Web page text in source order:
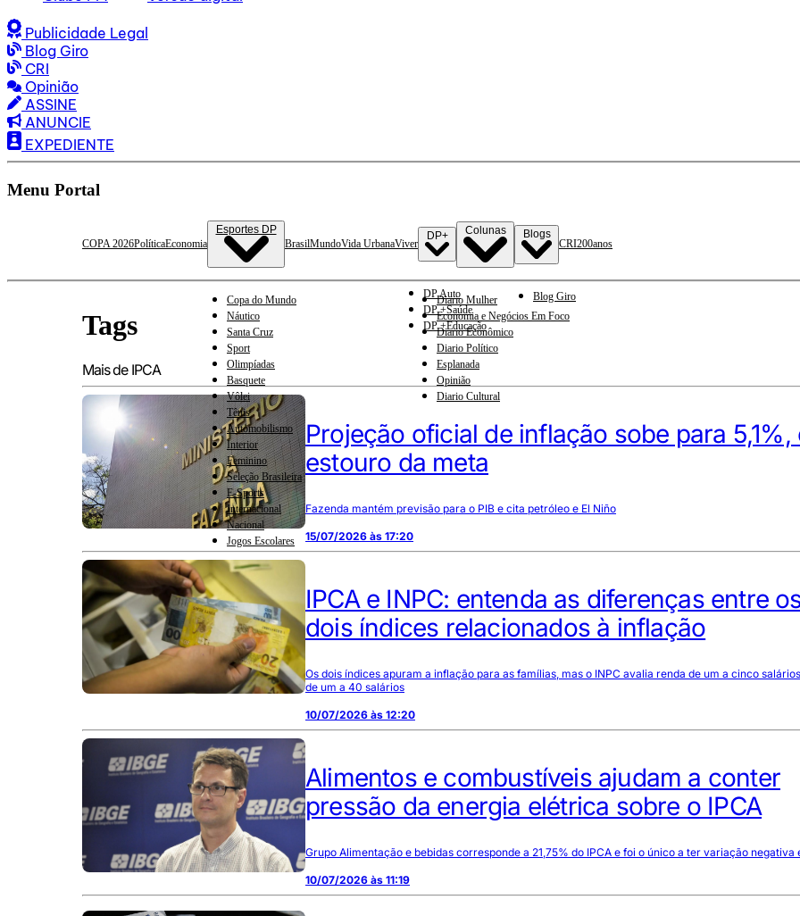
Publicidade Legal
Blog Giro
CRI
Opinião
ASSINE
ANUNCIE
EXPEDIENTE
Menu Portal
COPA 2026PolíticaEconomia
Esportes DP
Copa do Mundo
Náutico
Santa Cruz
Sport
Olimpíadas
Basquete
Vôlei
Tênis
Automobilismo
Interior
Feminino
Seleção Brasileira
E-Sports
Internacional
Nacional
Jogos Escolares
BrasilMundoVida UrbanaViver
DP+
DP Auto
DP +Saúde
DP +Educação
Colunas
Diario Mulher
Economia e Negócios Em Foco
Diario Econômico
Diario Político
Esplanada
Opinião
Diario Cultural
Blogs
Blog Giro
CRI200anos
Tags
Mais de IPCA
Projeção oficial de inflação sobe para 5,1%,
estouro da meta
Fazenda mantém previsão para o PIB e cita petróleo e El Niño
15/07/2026 às 17:20
IPCA e INPC: entenda as diferenças entre
dois índices relacionados à inflação
Os dois índices apuram a inflação para as famílias, mas o INPC avalia renda de um a cinco
de um a 40 salários
10/07/2026 às 12:20
Alimentos e combustíveis ajudam a conter
pressão da energia elétrica sobre o IPCA
Grupo Alimentação e bebidas corresponde a 21,75% do IPCA e foi o único a ter variação negativa
10/07/2026 às 11:19